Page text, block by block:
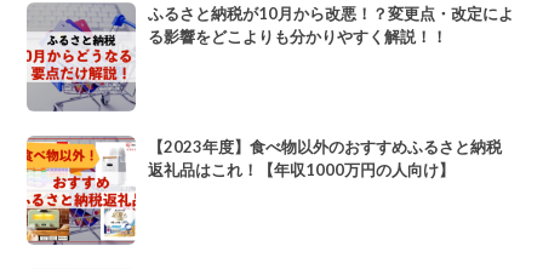
ふるさと納税が10月から改悪！？変更点・改定によ
る影響をどこよりも分かりやすく解説！！
【2023年度】食べ物以外のおすすめふるさと納税
返礼品はこれ！【年収1000万円の人向け】